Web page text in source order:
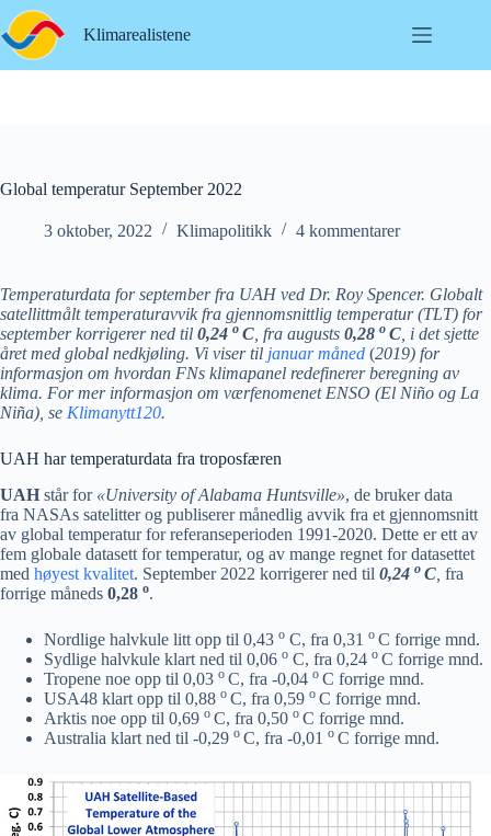
Hopp
til
innholdet
Klimarealistene
Global temperatur September 2022
3 oktober, 2022 Klimapolitikk 4 kommentarer
Temperaturdata for september fra UAH ved Dr. Roy Spencer. Globalt
satellittmålt temperaturavvik fra gjennomsnittlig temperatur (TLT) for
september korrigerer ned til 0,24 o C fra augusts 0,28 o C , i det sjette
året med global nedkjøling. Vi viser til januar måned (2019) for
informasjon om hvordan FNs klimapanel redefinerer beregning av
klima. For mer informasjon om værfenomenet ENSO (El Niño og La
Niña), se Klimanytt120.
UAH har temperaturdata fra troposfæren
UAH står for «University of Alabama Huntsville», de bruker data
fra NASAs satelitter og publiserer månedlig avvik fra et gjennomsnitt
av global temperatur for referanseperioden 1991-2020. Dette er ett av
fem globale datasett for temperatur, og av mange regnet for datasettet
med høyest kvalitet. September 2022 korrigerer ned til 0,24 o C fra
forrige måneds 0,28 o.
Nordlige halvkule litt opp til 0,43 o C, fra 0,31 o C forrige mnd.
Sydlige halvkule klart ned til 0,06 o C, fra 0,24 o C forrige mnd.
Tropene noe opp til 0,03 o C, fra -0,04 o C forrige mnd.
USA48 klart opp til 0,88 o C, fra 0,59 o C forrige mnd.
Arktis noe opp til 0,69 o C, fra 0,50 o C forrige mnd.
Australia klart ned til -0,29 o C, fra -0,01 o C forrige mnd.